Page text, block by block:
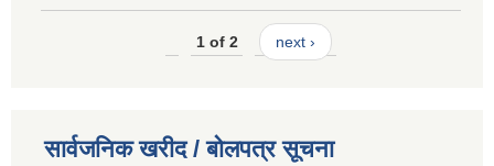
1 of 2 next ›
सार्वजनिक खरीद / बोलपत्र सूचना